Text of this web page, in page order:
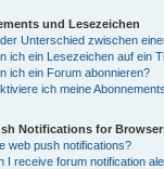
und Lesezeichen
Unterschied zwischen
ich ein Lesezeichen auf ein
ich ein Forum abonnieren?
ich meine
Notifications for
web push notifications?
I receive forum notification